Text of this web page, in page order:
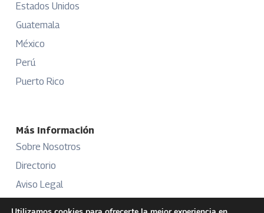
Estados Unidos
Guatemala
México
Perú
Puerto Rico
Más Información
Sobre Nosotros
Directorio
Aviso Legal